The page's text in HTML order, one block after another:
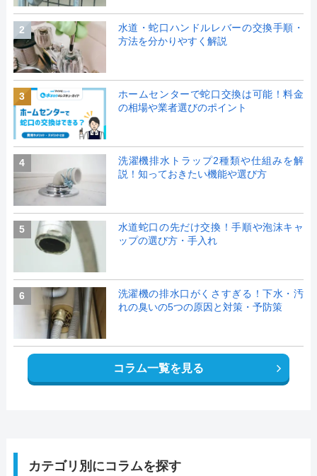
2
水道・蛇口ハンドルレバーの交換手順・
方法を分かりやすく解説
3
ホームセンターで蛇口交換は可能！料金
の相場や業者選びのポイント
4
洗濯機排水トラップ2種類や仕組みを解
説！知っておきたい機能や選び方
5
水道蛇口の先だけ交換！手順や泡沫キャ
ップの選び方・手入れ
6
洗濯機の排水口がくさすぎる！下水・汚
れの臭いの5つの原因と対策・予防策
コラム一覧を見る
カテゴリ別にコラムを探す